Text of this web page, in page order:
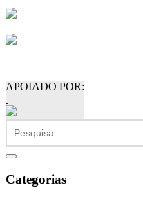
APOIADO POR:
Categorias